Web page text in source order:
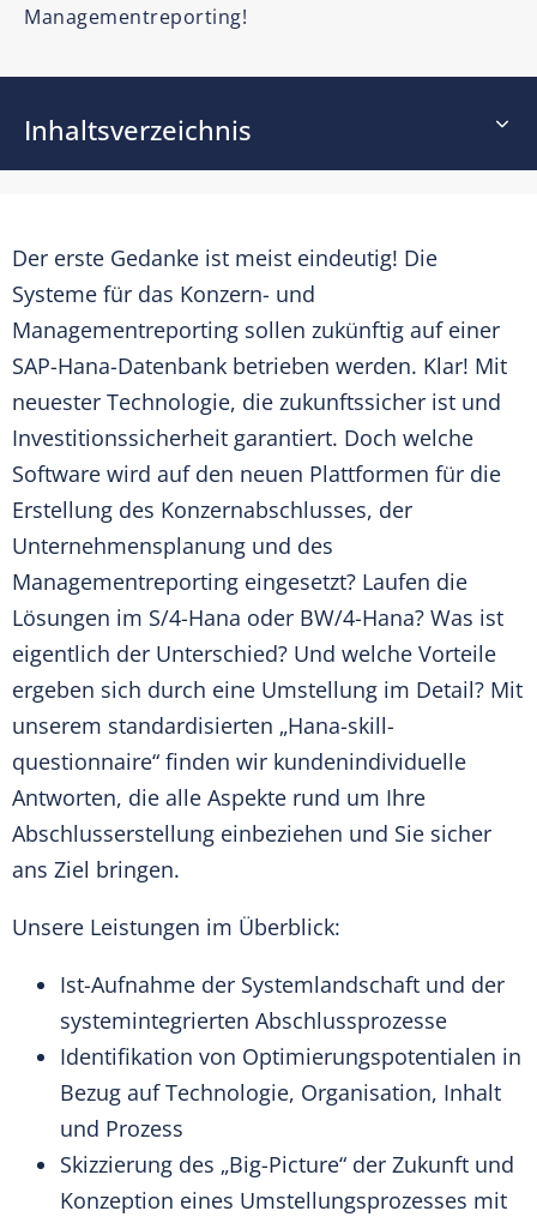
Managementreporting!
Der erste Gedanke ist meist eindeutig! Die
Systeme für das Konzern- und
Managementreporting sollen zukünftig auf einer
SAP-Hana-Datenbank betrieben werden. Klar! Mit
neuester Technologie, die zukunftssicher ist und
Investitionssicherheit garantiert. Doch welche
Software wird auf den neuen Plattformen für die
Erstellung des Konzernabschlusses, der
Unternehmensplanung und des
Managementreporting eingesetzt? Laufen die
Lösungen im S/4-Hana oder BW/4-Hana? Was ist
eigentlich der Unterschied? Und welche Vorteile
ergeben sich durch eine Umstellung im Detail? Mit
unserem standardisierten „Hana-skill-
questionnaire“ finden wir kundenindividuelle
Antworten, die alle Aspekte rund um Ihre
Abschlusserstellung einbeziehen und Sie sicher
ans Ziel bringen.
Unsere Leistungen im Überblick:
Ist-Aufnahme der Systemlandschaft und der
systemintegrierten Abschlussprozesse
Identifikation von Optimierungspotentialen in
Bezug auf Technologie, Organisation, Inhalt
und Prozess
Skizzierung des „Big-Picture“ der Zukunft und
Konzeption eines Umstellungsprozesses mit
Inhaltsverzeichnis